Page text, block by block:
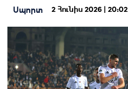
Սպորտ 2 Հունիս 2026 | 20:02